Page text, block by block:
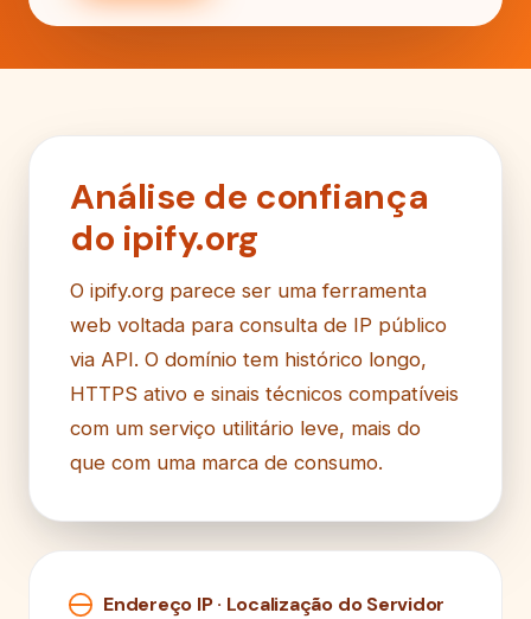
Análise de confiança
do ipify.org
O ipify.org parece ser uma ferramenta
web voltada para consulta de IP público
via API. O domínio tem histórico longo,
HTTPS ativo e sinais técnicos compatíveis
com um serviço utilitário leve, mais do
que com uma marca de consumo.
Endereço IP · Localização do Servidor